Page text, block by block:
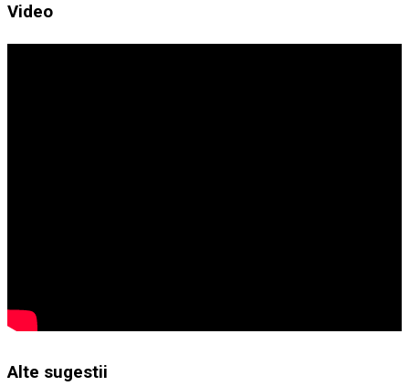
Video
Alte sugestii